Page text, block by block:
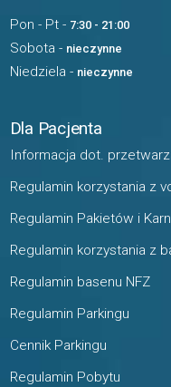
Pon - Pt - 7:30 - 21:00
Sobota - nieczynne
Niedziela - nieczynne
Dla Pacjenta
Informacja dot.
Regulamin korzystania z
Regulamin Pakietów i
Regulamin korzystania z
Regulamin basenu NFZ
Regulamin Parkingu
Cennik Parkingu
Regulamin Pobytu